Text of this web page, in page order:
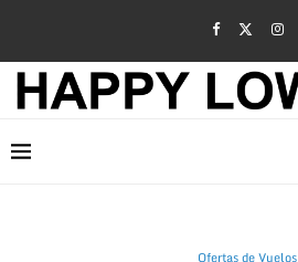
Ofertas de Vuelos